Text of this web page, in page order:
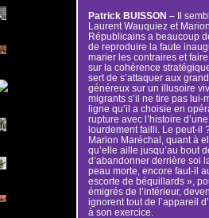
Patrick BUISSON –Il
Laurent Wauquiez et
Républicains a beaucoup
de reproduire la faute
marier les contraires et
sur la cohérence
sert de s’attaquer aux
généreux sur un illusoire
migrants s’il ne tire pas
ligne qu’il a choisie en
rupture avec l’histoire
lourdement failli. Le peut-il
Marion Maréchal, quant à
qu’elle aille jusqu’au bout
d’abandonner derrière soi
peau morte, encore faut-il
escorte de béquillards »,
émigrés de l’intérieur,
ignorent tout de l’appareil
à son exercice.